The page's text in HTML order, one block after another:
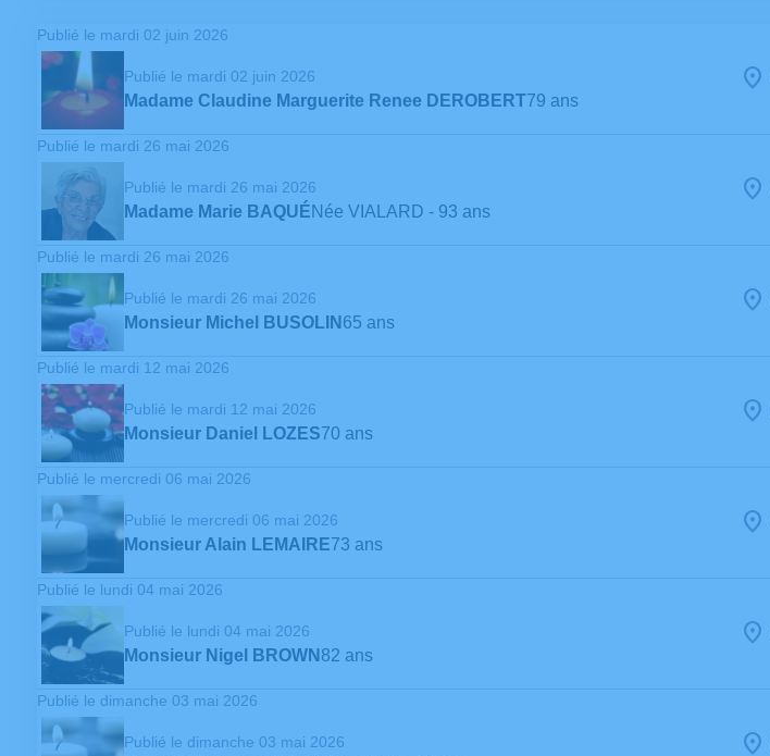
Publié le mardi 02 juin 2026
Publié le mardi 02 juin 2026
Madame Claudine Marguerite Renee DEROBERT79 ans
Publié le mardi 26 mai 2026
Publié le mardi 26 mai 2026
Madame Marie BAQUÉ Née VIALARD - 93 ans
Publié le mardi 26 mai 2026
Publié le mardi 26 mai 2026
Monsieur Michel BUSOLIN 65 ans
Publié le mardi 12 mai 2026
Publié le mardi 12 mai 2026
Monsieur Daniel LOZES70 ans
Publié le mercredi 06 mai 2026
Publié le mercredi 06 mai 2026
Monsieur Alain LEMAIRE73 ans
Publié le lundi 04 mai 2026
Publié le lundi 04 mai 2026
Monsieur Nigel BROWN 82 ans
Publié le dimanche 03 mai 2026
Publié le dimanche 03 mai 2026